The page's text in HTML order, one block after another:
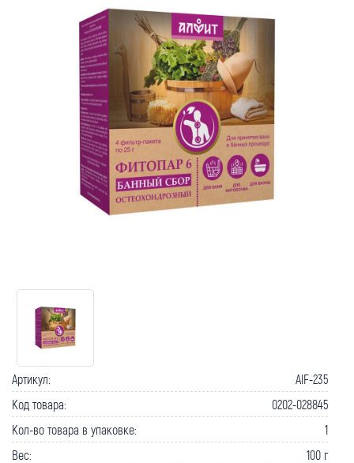
Артикул:
AlF-235
Код товара:
0202-028845
Кол-во товара в упаковке:
1
Вес:
100 г